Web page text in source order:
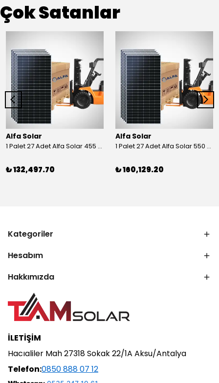
Çok Satanlar
Alfa Solar
1 Palet 27 Adet Alfa Solar 455 Wp Half-Cut Güneş Paneli
₺ 132,497.70
Alfa Solar
1 Palet 27 Adet Alfa Solar 550 Wp Half-Cut Güneş Paneli
₺ 160,129.20
Kategoriler
Hesabım
Hakkımızda
İLETİŞİM
Hacıaliler Mah 27318 Sokak 22/1A Aksu/Antalya
Telefon:0850 888 07 12